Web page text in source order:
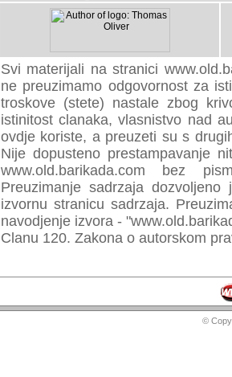
Svi materijali na stranici
preuzimamo odgovornost za
troskove (stete) nastale zbog
istinitost clanaka, vlasnistvo nad
ovdje koriste, a preuzeti su s
Nije dopusteno prestampavanje
www.old.barikada.com bez
Preuzimanje sadrzaja
izvornu stranicu sadrzaja.
navodjenje izvora -
Clanu 120. Zakona o autorskom
©